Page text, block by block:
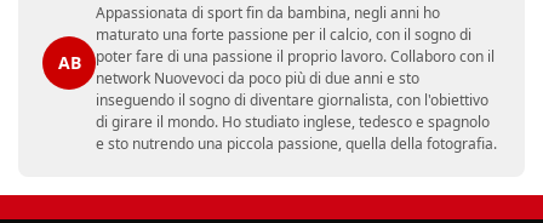
AB
Appassionata di sport fin da bambina, negli anni ho
maturato una forte passione per il calcio, con il sogno di
poter fare di una passione il proprio lavoro. Collaboro con il
network Nuovevoci da poco più di due anni e sto
inseguendo il sogno di diventare giornalista, con l'obiettivo
di girare il mondo. Ho studiato inglese, tedesco e spagnolo
e sto nutrendo una piccola passione, quella della fotografia.